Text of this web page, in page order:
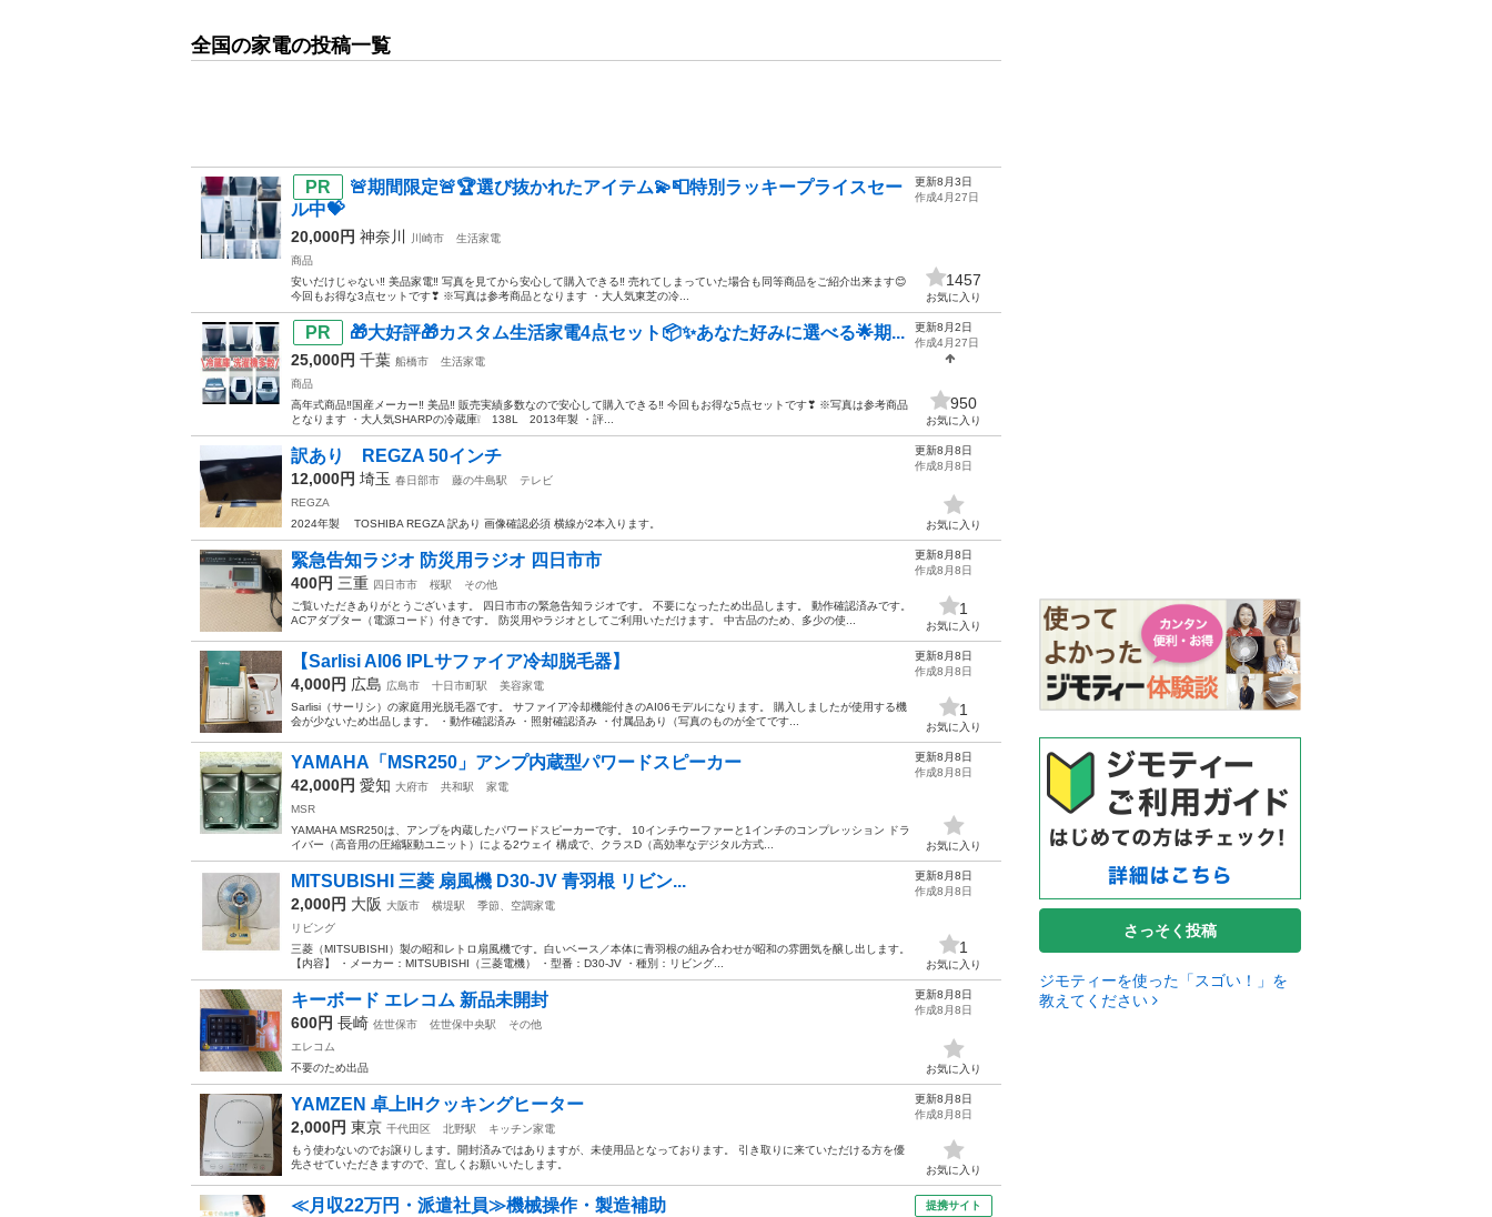
全国の家電の投稿一覧
🚨期間限定🚨🏆選び抜かれたアイテム💫📮特別ラッキープライスセー
ル中💝
20,000円 神奈川 川崎市
生活家電
商品
安いだけじゃない‼️ 美品家電‼️ 写真を見てから安心して購入できる‼️ 売れてしまっていた場合も同等商品をご紹介出来ます😊
今回もお得な3点セットです❣ ※写真は参考商品となります ・大人気東芝の冷...
更新8月3日
作成4月27日
1457
お気に入り
🎁大好評🎁カスタム生活家電4点セット📦✨あなた好みに選べる🌟期...
25,000円 千葉 船橋市
生活家電
商品
高年式商品‼️国産メーカー‼️ 美品‼️ 販売実績多数なので安心して購入できる‼️ 今回もお得な5点セットです❣ ※写真は参考商品
となります ・大人気SHARPの冷蔵庫❕ 138L 2013年製 ・評...
更新8月2日
作成4月27日
950
お気に入り
訳あり REGZA 50インチ
12,000円 埼玉 春日部市 藤の牛島駅
テレビ
REGZA
2024年製 TOSHIBA REGZA 訳あり 画像確認必須 横線が2本入ります。
更新8月8日
作成8月8日
お気に入り
緊急告知ラジオ 防災用ラジオ 四日市市
400円 三重 四日市市 桜駅
その他
ご覧いただきありがとうございます。 四日市市の緊急告知ラジオです。 不要になったため出品します。 動作確認済みです。
ACアダプター（電源コード）付きです。 防災用やラジオとしてご利用いただけます。 中古品のため、多少の使...
更新8月8日
作成8月8日
1
お気に入り
【Sarlisi AI06 IPLサファイア冷却脱毛器】
4,000円 広島 広島市 十日市町駅
美容家電
Sarlisi（サーリシ）の家庭用光脱毛器です。 サファイア冷却機能付きのAI06モデルになります。 購入しましたが使用する機
会が少ないため出品します。 ・動作確認済み ・照射確認済み ・付属品あり（写真のものが全てです...
更新8月8日
作成8月8日
1
お気に入り
YAMAHA「MSR250」アンプ内蔵型パワードスピーカー
42,000円 愛知 大府市 共和駅
家電
MSR
YAMAHA MSR250は、アンプを内蔵したパワードスピーカーです。 10インチウーファーと1インチのコンプレッション ドラ
イバー（高音用の圧縮駆動ユニット）による2ウェイ 構成で、クラスD（高効率なデジタル方式...
更新8月8日
作成8月8日
お気に入り
MITSUBISHI 三菱 扇風機 D30-JV 青羽根 リビン...
2,000円 大阪 大阪市 横堤駅
季節、空調家電
リビング
三菱（MITSUBISHI）製の昭和レトロ扇風機です。白いベース／本体に青羽根の組み合わせが昭和の雰囲気を醸し出します。
【内容】 ・メーカー：MITSUBISHI（三菱電機） ・型番：D30-JV ・種別：リビング...
更新8月8日
作成8月8日
1
お気に入り
キーボード エレコム 新品未開封
600円 長崎 佐世保市 佐世保中央駅
その他
エレコム
不要のため出品
更新8月8日
作成8月8日
お気に入り
YAMZEN 卓上IHクッキングヒーター
2,000円 東京 千代田区 北野駅
キッチン家電
もう使わないのでお譲りします。開封済みではありますが、未使用品となっております。 引き取りに来ていただける方を優
先させていただきますので、宜しくお願いいたします。
更新8月8日
作成8月8日
お気に入り
≪月収22万円・派遣社員≫機械操作・製造補助 提携サイト
さっそく投稿
ジモティーを使った「スゴい！」を
教えてください